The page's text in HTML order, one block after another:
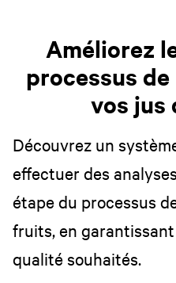
Améliorez
processus
vos jus
Découvrez un
effectuer des
étape du processus
fruits, en
qualité souhaités.